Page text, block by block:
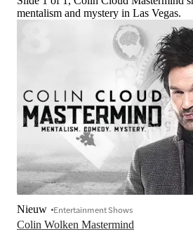
mentalism and mystery in Las Vegas.
Colin Wolken Mastermind
Nieuw Entertainment Shows